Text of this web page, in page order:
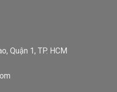
Quận 1, TP. HCM